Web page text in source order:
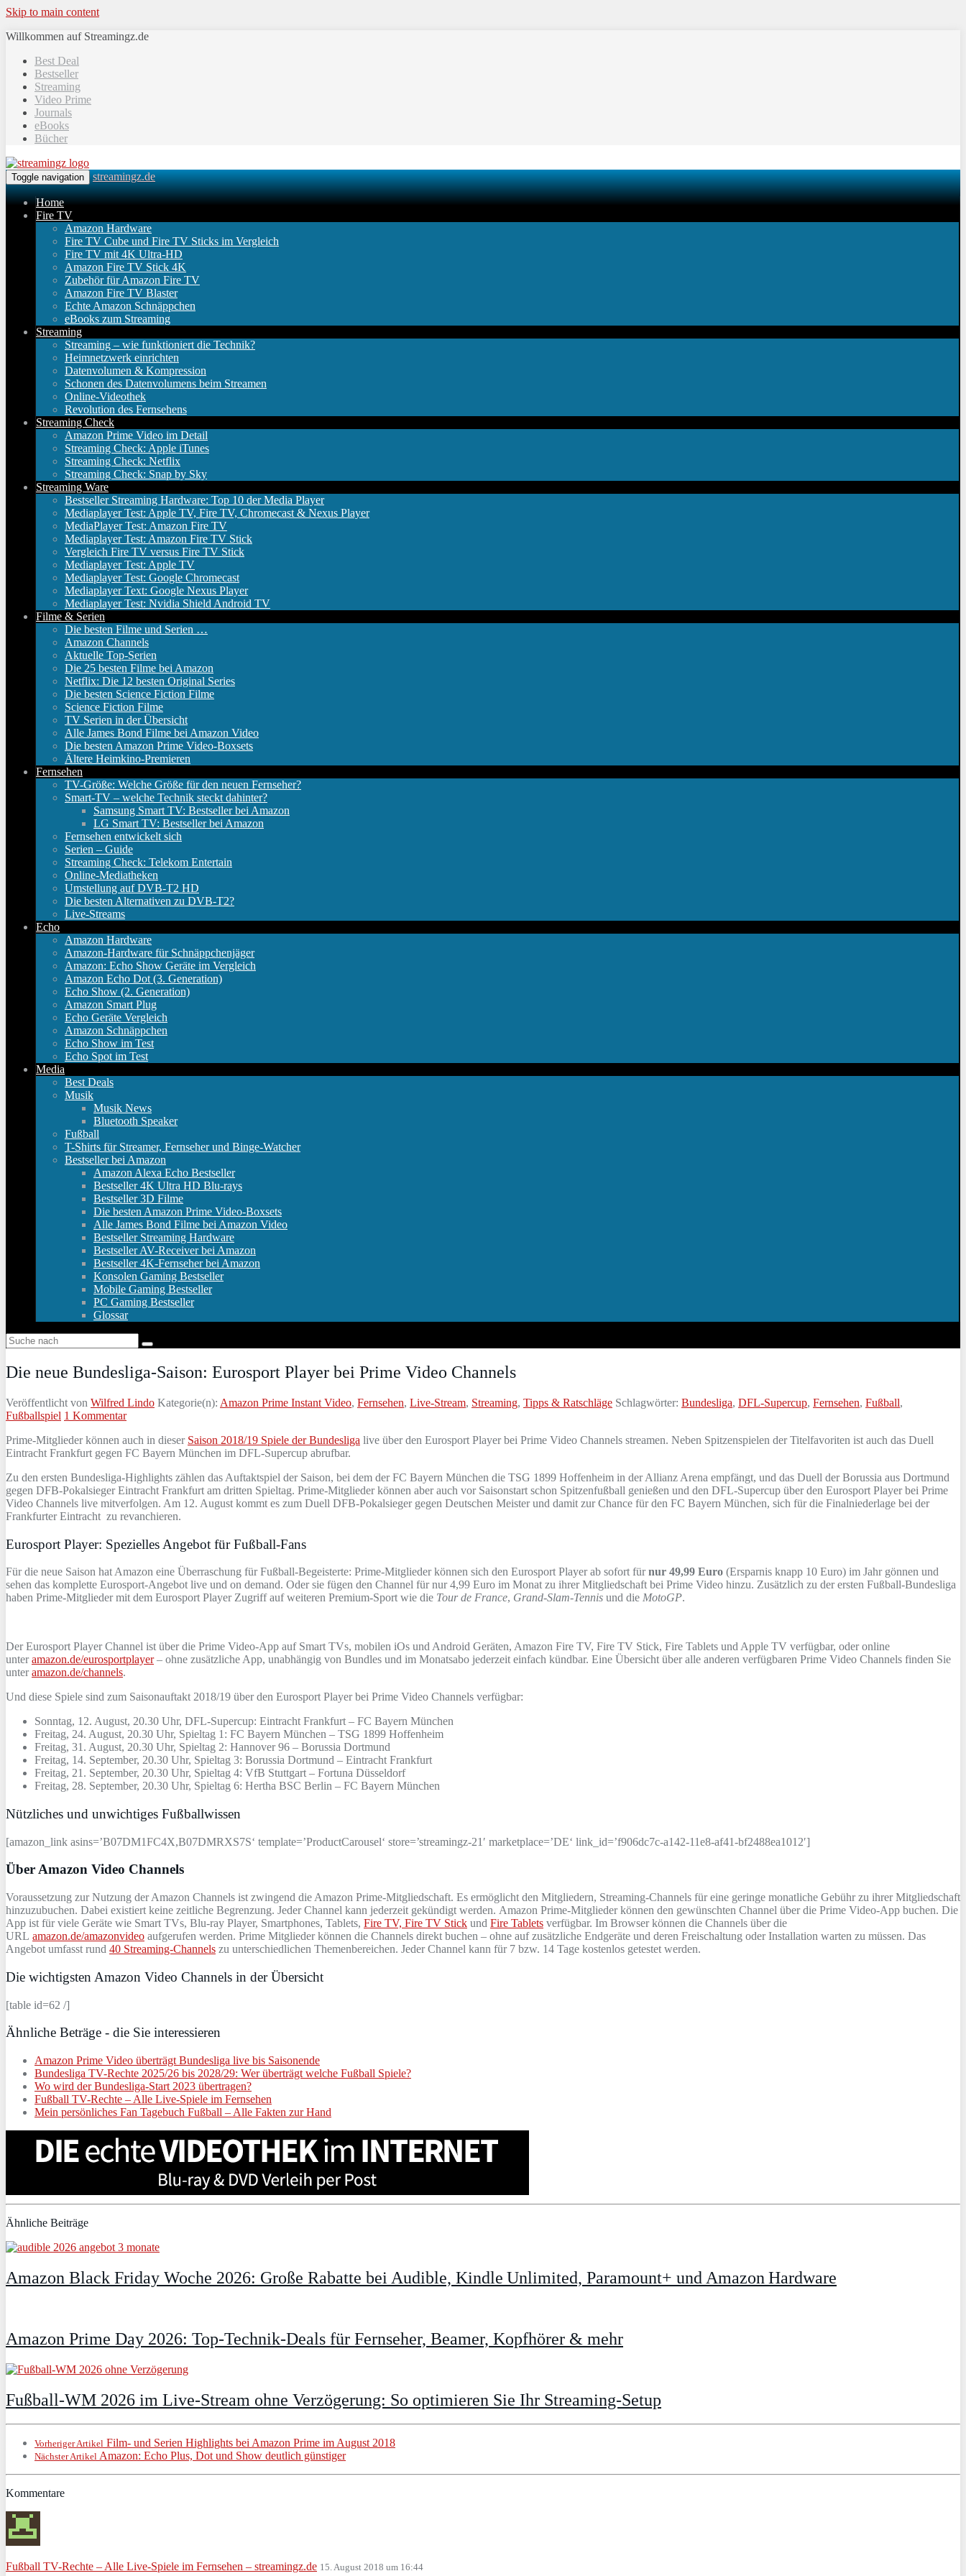
Skip to main content
Willkommen auf Streamingz.de
Best Deal
Bestseller
Streaming
Video Prime
Journals
eBooks
Bücher
Toggle navigation streamingz.de
Home
Fire TV
Amazon Hardware
Fire TV Cube und Fire TV Sticks im Vergleich
Fire TV mit 4K Ultra-HD
Amazon Fire TV Stick 4K
Zubehör für Amazon Fire TV
Amazon Fire TV Blaster
Echte Amazon Schnäppchen
eBooks zum Streaming
Streaming
Streaming – wie funktioniert die Technik?
Heimnetzwerk einrichten
Datenvolumen & Kompression
Schonen des Datenvolumens beim Streamen
Online-Videothek
Revolution des Fernsehens
Streaming Check
Amazon Prime Video im Detail
Streaming Check: Apple iTunes
Streaming Check: Netflix
Streaming Check: Snap by Sky
Streaming Ware
Bestseller Streaming Hardware: Top 10 der Media Player
Mediaplayer Test: Apple TV, Fire TV, Chromecast & Nexus Player
MediaPlayer Test: Amazon Fire TV
Mediaplayer Test: Amazon Fire TV Stick
Vergleich Fire TV versus Fire TV Stick
Mediaplayer Test: Apple TV
Mediaplayer Test: Google Chromecast
Mediaplayer Text: Google Nexus Player
Mediaplayer Test: Nvidia Shield Android TV
Filme & Serien
Die besten Filme und Serien …
Amazon Channels
Aktuelle Top-Serien
Die 25 besten Filme bei Amazon
Netflix: Die 12 besten Original Series
Die besten Science Fiction Filme
Science Fiction Filme
TV Serien in der Übersicht
Alle James Bond Filme bei Amazon Video
Die besten Amazon Prime Video-Boxsets
Ältere Heimkino-Premieren
Fernsehen
TV-Größe: Welche Größe für den neuen Fernseher?
Smart-TV – welche Technik steckt dahinter?
Samsung Smart TV: Bestseller bei Amazon
LG Smart TV: Bestseller bei Amazon
Fernsehen entwickelt sich
Serien – Guide
Streaming Check: Telekom Entertain
Online-Mediatheken
Umstellung auf DVB-T2 HD
Die besten Alternativen zu DVB-T2?
Live-Streams
Echo
Amazon Hardware
Amazon-Hardware für Schnäppchenjäger
Amazon: Echo Show Geräte im Vergleich
Amazon Echo Dot (3. Generation)
Echo Show (2. Generation)
Amazon Smart Plug
Echo Geräte Vergleich
Amazon Schnäppchen
Echo Show im Test
Echo Spot im Test
Media
Best Deals
Musik
Musik News
Bluetooth Speaker
Fußball
T-Shirts für Streamer, Fernseher und Binge-Watcher
Bestseller bei Amazon
Amazon Alexa Echo Bestseller
Bestseller 4K Ultra HD Blu-rays
Bestseller 3D Filme
Die besten Amazon Prime Video-Boxsets
Alle James Bond Filme bei Amazon Video
Bestseller Streaming Hardware
Bestseller AV-Receiver bei Amazon
Bestseller 4K-Fernseher bei Amazon
Konsolen Gaming Bestseller
Mobile Gaming Bestseller
PC Gaming Bestseller
Glossar
Die neue Bundesliga-Saison: Eurosport Player bei Prime Video Channels
Veröffentlicht von Wilfred Lindo Kategorie(n): Amazon Prime Instant Video, Fernsehen, Live-Stream, Streaming, Tipps & Ratschläge Schlagwörter: Bundesliga, DFL-Supercup, Fernsehen, Fußball,
Fußballspiel 1 Kommentar
Prime-Mitglieder können auch in dieser Saison 2018/19 Spiele der Bundesliga live über den Eurosport Player bei Prime Video Channels streamen. Neben Spitzenspielen der Titelfavoriten ist auch das Duell
Eintracht Frankfurt gegen FC Bayern München im DFL-Supercup abrufbar.
Zu den ersten Bundesliga-Highlights zählen das Auftaktspiel der Saison, bei dem der FC Bayern München die TSG 1899 Hoffenheim in der Allianz Arena empfängt, und das Duell der Borussia aus Dortmund
gegen DFB-Pokalsieger Eintracht Frankfurt am dritten Spieltag. Prime-Mitglieder können aber auch vor Saisonstart schon Spitzenfußball genießen und den DFL-Supercup über den Eurosport Player bei Prime
Video Channels live mitverfolgen. Am 12. August kommt es zum Duell DFB-Pokalsieger gegen Deutschen Meister und damit zur Chance für den FC Bayern München, sich für die Finalniederlage bei der
Frankfurter Eintracht zu revanchieren.
Eurosport Player: Spezielles Angebot für Fußball-Fans
Für die neue Saison hat Amazon eine Überraschung für Fußball-Begeisterte: Prime-Mitglieder können sich den Eurosport Player ab sofort fürnur 49,99 Euro (Ersparnis knapp 10 Euro) im Jahr gönnen und
sehen das komplette Eurosport-Angebot live und on demand. Oder sie fügen den Channel für nur 4,99 Euro im Monat zu ihrer Mitgliedschaft bei Prime Video hinzu. Zusätzlich zu der ersten Fußball-Bundesliga
haben Prime-Mitglieder mit dem Eurosport Player Zugriff auf weiteren Premium-Sport wie die Tour de France, Grand-Slam-Tennis und die MotoGP.
Der Eurosport Player Channel ist über die Prime Video-App auf Smart TVs, mobilen iOs und Android Geräten, Amazon Fire TV, Fire TV Stick, Fire Tablets und Apple TV verfügbar, oder online
unteramazon.de/eurosportplayer– ohne zusätzliche App, unabhängig von Bundles und im Monatsabo jederzeit einfach kündbar. Eine Übersicht über alle anderen verfügbaren Prime Video Channels finden Sie
unteramazon.de/channels.
Und diese Spiele sind zum Saisonauftakt 2018/19 über den Eurosport Player bei Prime Video Channels verfügbar:
Sonntag, 12. August, 20.30 Uhr, DFL-Supercup: Eintracht Frankfurt – FC Bayern München
Freitag, 24. August, 20.30 Uhr, Spieltag 1: FC Bayern München – TSG 1899 Hoffenheim
Freitag, 31. August, 20.30 Uhr, Spieltag 2: Hannover 96 – Borussia Dortmund
Freitag, 14. September, 20.30 Uhr, Spieltag 3: Borussia Dortmund – Eintracht Frankfurt
Freitag, 21. September, 20.30 Uhr, Spieltag 4: VfB Stuttgart – Fortuna Düsseldorf
Freitag, 28. September, 20.30 Uhr, Spieltag 6: Hertha BSC Berlin – FC Bayern München
Nützliches und unwichtiges Fußballwissen
[amazon_link asins=’B07DM1FC4X,B07DMRXS7S‘ template=’ProductCarousel‘ store=’streamingz-21′ marketplace=’DE‘ link_id=’f906dc7c-a142-11e8-af41-bf2488ea1012′]
Über Amazon Video Channels
Voraussetzung zur Nutzung der Amazon Channels ist zwingend die Amazon Prime-Mitgliedschaft. Es ermöglicht den Mitgliedern, Streaming-Channels für eine geringe monatliche Gebühr zu ihrer Mitgliedschaft
hinzuzubuchen. Dabei existiert keine zeitliche Begrenzung. Jeder Channel kann jederzeit gekündigt werden. Amazon Prime-Mitglieder können den gewünschten Channel über die Prime Video-App buchen. Die
App ist für viele Geräte wie Smart TVs, Blu-ray Player, Smartphones, Tablets, Fire TV, Fire TV Stick und Fire Tablets verfügbar. Im Browser können die Channels über die
URL amazon.de/amazonvideo aufgerufen werden. Prime Mitglieder können die Channels direkt buchen – ohne auf zusätzliche Endgeräte und deren Freischaltung oder Installation warten zu müssen. Das
Angebot umfasst rund 40 Streaming-Channels zu unterschiedlichen Themenbereichen. Jeder Channel kann für 7 bzw. 14 Tage kostenlos getestet werden.
Die wichtigsten Amazon Video Channels in der Übersicht
[table id=62 /]
Ähnliche Beträge - die Sie interessieren
Amazon Prime Video überträgt Bundesliga live bis Saisonende
Bundesliga TV-Rechte 2025/26 bis 2028/29: Wer überträgt welche Fußball Spiele?
Wo wird der Bundesliga-Start 2023 übertragen?
Fußball TV-Rechte – Alle Live-Spiele im Fernsehen
Mein persönliches Fan Tagebuch Fußball – Alle Fakten zur Hand
Ähnliche Beiträge
Amazon Black Friday Woche 2026: Große Rabatte bei Audible, Kindle Unlimited, Paramount+ und Amazon Hardware
Amazon Prime Day 2026: Top-Technik-Deals für Fernseher, Beamer, Kopfhörer & mehr
Fußball-WM 2026 im Live-Stream ohne Verzögerung: So optimieren Sie Ihr Streaming-Setup
Vorheriger Artikel Film- und Serien Highlights bei Amazon Prime im August 2018
Nächster Artikel Amazon: Echo Plus, Dot und Show deutlich günstiger
Kommentare
Fußball TV-Rechte – Alle Live-Spiele im Fernsehen – streamingz.de 15. August 2018 um 16:44